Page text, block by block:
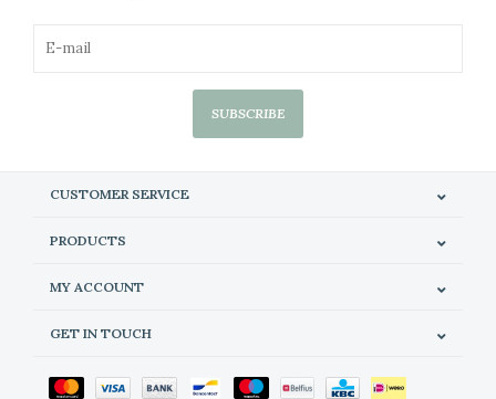
SUBSCRIBE
CUSTOMER SERVICE
PRODUCTS
MY ACCOUNT
GET IN TOUCH